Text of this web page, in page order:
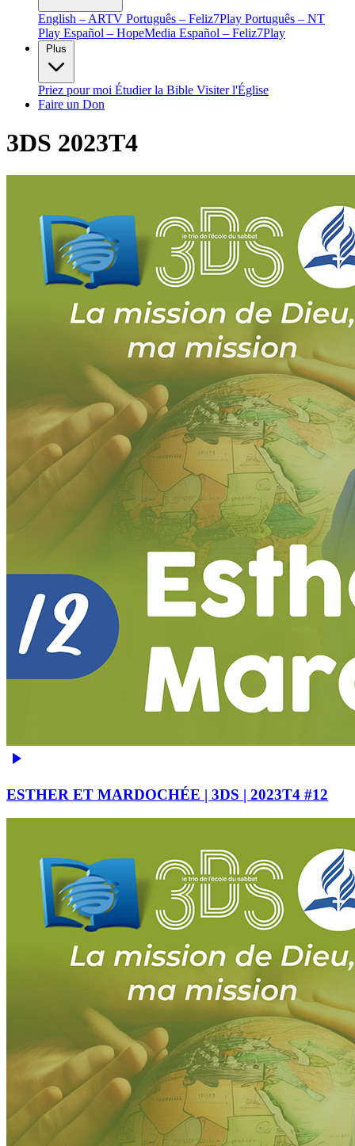
English – ARTV Português – Feliz7Play Português – NT
Play Español – HopeMedia Español – Feliz7Play
Plus
Priez pour moi Étudier la Bible Visiter l'Église
Faire un Don
3DS 2023T4
ESTHER ET MARDOCHÉE | 3DS | 2023T4 #12